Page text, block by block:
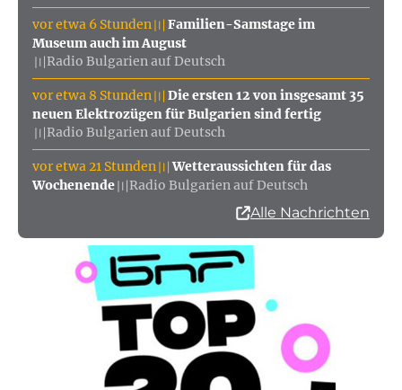
vor etwa 6 Stunden〣 Familien-Samstage im
Museum auch im August
〣Radio Bulgarien auf Deutsch
vor etwa 8 Stunden〣 Die ersten 12 von insgesamt 35
neuen Elektrozügen für Bulgarien sind fertig
〣Radio Bulgarien auf Deutsch
vor etwa 21 Stunden〣 Wetteraussichten für das
Wochenende 〣 Radio Bulgarien auf Deutsch
Alle Nachrichten